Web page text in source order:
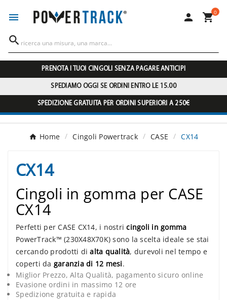
  0

PRENOTA I TUOI CINGOLI SENZA PAGARE ANTICIPI
SPEDIAMO OGGI SE ORDINI ENTRO LE 15.00
SPEDIZIONE GRATUITA PER ORDINI SUPERIORI A 250€
Home Cingoli Powertrack CASE CX14
CX14
Cingoli in gomma per CASE
CX14
Perfetti per CASE CX14, i nostricingoli in gomma
PowerTrack™ (230X48X70K) sono la scelta ideale se stai
cercando prodotti dialta qualità, durevoli nel tempo e
coperti da garanzia di 12 mesi.
Miglior Prezzo, Alta Qualità, pagamento sicuro online
Evasione ordini in massimo 12 ore
Spedizione gratuita e rapida